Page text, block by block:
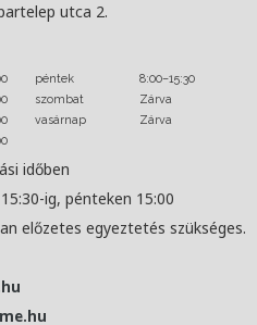
utca 2.
péntek
8:00–15:30
szombat
Zárva
vasárnap
Zárva
időben
ig, pénteken 15:00
előzetes egyeztetés szükséges.